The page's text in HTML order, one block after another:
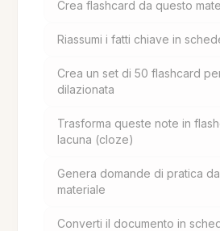
Crea flashcard da questo
Riassumi i fatti chiave in
Crea un set di 50 flashcard
dilazionata
Trasforma queste note in
lacuna (cloze)
Genera domande di pratica
materiale
Converti il documento in